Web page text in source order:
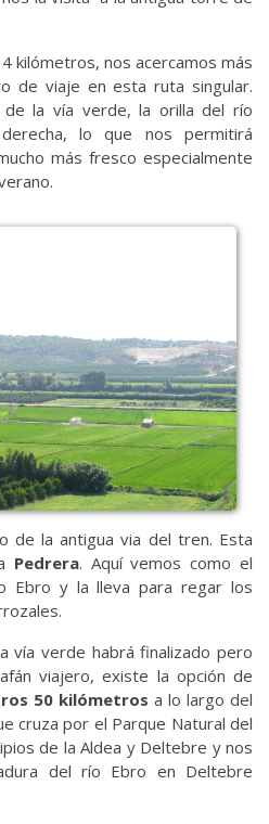
kilómetros, nos acercamos más
de viaje en esta ruta singular.
la vía verde, la orilla del río
lo que nos permitirá
más fresco especialmente
de la antigua via del tren. Esta
Pedrera. Aquí vemos como el
Ebro y la lleva para regar los
vía verde habrá finalizado pero
viajero, existe la opción de
50 kilómetros a lo largo del
cruza por el Parque Natural del
de la Aldea y Deltebre y nos
del río Ebro en Deltebre